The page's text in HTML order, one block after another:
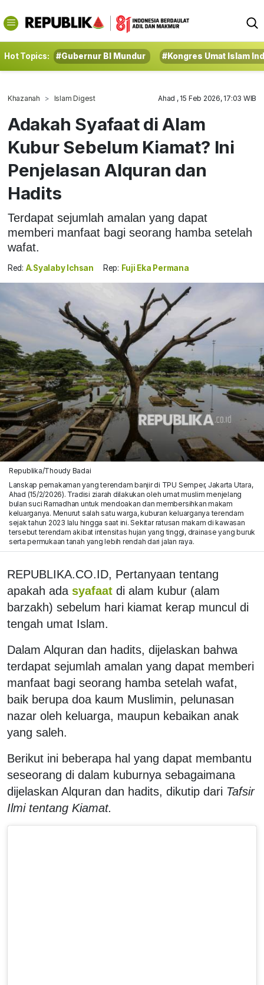
Hot Topics: #Gubernur BI Mundur #Kongres Umat Islam
Khazanah Islam Digest Ahad , 15 Feb 2026, 17:03 WIB
Adakah Syafaat di Alam
Kubur Sebelum Kiamat? Ini
Penjelasan Alquran dan
Hadits
Terdapat sejumlah amalan yang dapat
memberi manfaat bagi seorang hamba setelah
wafat.
Red: A.Syalaby Ichsan Rep: Fuji Eka Permana
Republika/Thoudy Badai
Lanskap pemakaman yang terendam banjir di TPU Semper, Jakarta Utara,
Ahad (15/2/2026). Tradisi ziarah dilakukan oleh umat muslim menjelang
bulan suci Ramadhan untuk mendoakan dan membersihkan makam
keluarganya. Menurut salah satu warga, kuburan keluarganya terendam
sejak tahun 2023 lalu hingga saat ini. Sekitar ratusan makam di kawasan
tersebut terendam akibat intensitas hujan yang tinggi, drainase yang buruk
serta permukaan tanah yang lebih rendah dari jalan raya.
REPUBLIKA.CO.ID, Pertanyaan tentang
apakah ada syafaat di alam kubur (alam
barzakh) sebelum hari kiamat kerap muncul di
tengah umat Islam.
Dalam Alquran dan hadits, dijelaskan bahwa
terdapat sejumlah amalan yang dapat memberi
manfaat bagi seorang hamba setelah wafat,
baik berupa doa kaum Muslimin, pelunasan
nazar oleh keluarga, maupun kebaikan anak
yang saleh.
Berikut ini beberapa hal yang dapat membantu
seseorang di dalam kuburnya sebagaimana
dijelaskan Alquran dan hadits, dikutip dari Tafsir
Ilmi tentang Kiamat.